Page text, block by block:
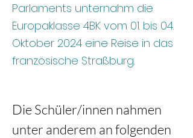
Parlaments unternahm die
Europaklasse 4BK vom 01. bis 04.
Oktober 2024 eine Reise in das
französische Straßburg.
Die Schüler/innen nahmen
unter anderem an folgenden